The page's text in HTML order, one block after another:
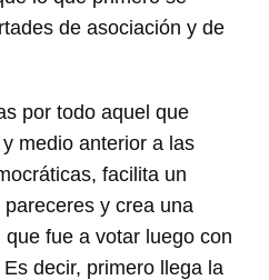
de asociación y de
por todo aquel que
medio anterior a las
facilita un
y crea una
fue a votar luego con
decir, primero llega la